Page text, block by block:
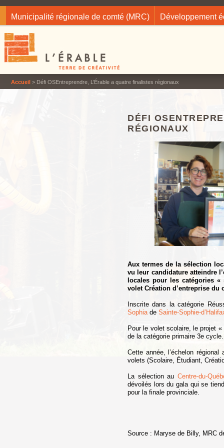
Municipalité régionale de comté (MRC) Développement
Accueil > Défi OSEntreprendre, L’Érable a quatre finalistes régionaux
DÉFI
RÉGIONAUX
Aux termes de la sélection
vu leur candidature atteindre
locales pour les catégories
volet Création d’entreprise du
Inscrite dans la catégorie
Sophiade Sainte-Sophie-
Pour le volet scolaire, le projet
de la catégorie primaire 3e cycle.
Cette année, l’échelon
volets (Scolaire, Étudiant,
La sélection au Centre-du-
dévoilés lors du gala qui se
pour la finale provinciale.
Source : Maryse de Billy, MRC